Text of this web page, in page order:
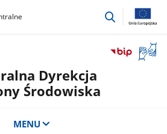
przejdź
okno
Dyrekcja
Środowiska
MENU